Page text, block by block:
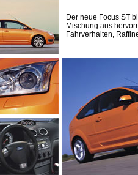
Der neue Focus ST
Mischung aus
Fahrverhalten,